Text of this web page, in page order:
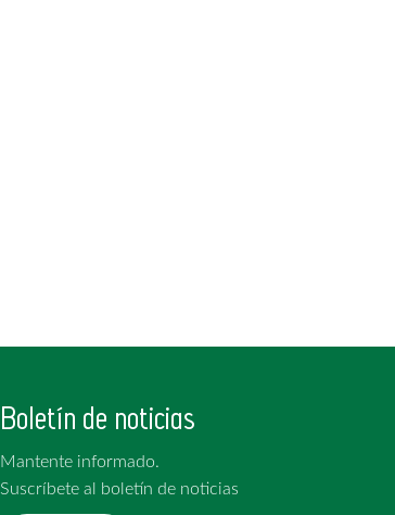
Boletín de noticias
Mantente informado.
Suscríbete al boletín de noticias